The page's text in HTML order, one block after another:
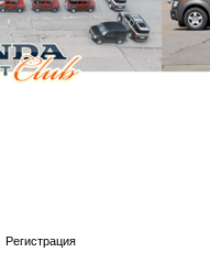
Регистрация